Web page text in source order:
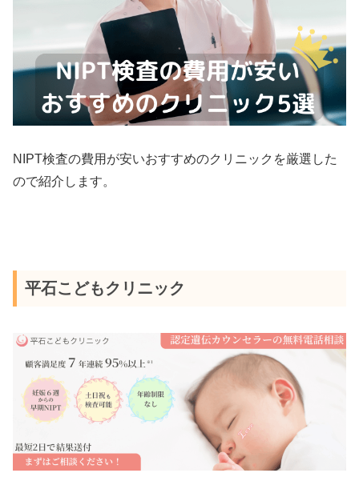
NIPT検査の費用が安いおすすめのクリニックを厳選した
ので紹介します。
平石こどもクリニック